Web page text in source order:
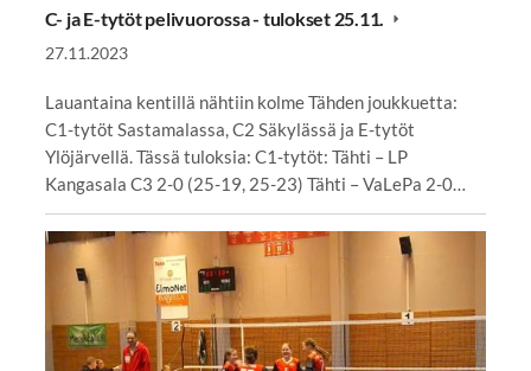
C- ja E-tytöt pelivuorossa - tulokset 25.11.
27.11.2023
Lauantaina kentillä nähtiin kolme Tähden joukkuetta:
C1-tytöt Sastamalassa, C2 Säkylässä ja E-tytöt
Ylöjärvellä. Tässä tuloksia: C1-tytöt: Tähti – LP
Kangasala C3 2-0 (25-19, 25-23) Tähti – VaLePa 2-0…